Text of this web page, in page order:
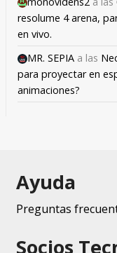
resolume 4 arena,
en vivo.
MR. SEPIA a las
para proyectar en
animaciones?
Ayuda
Preguntas
Socios